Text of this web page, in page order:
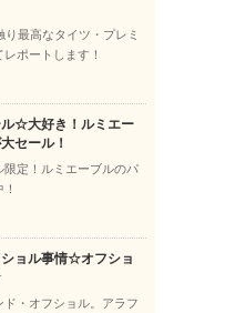
最高なタイツ・プレミ
ポートします！
☆大好き！ルミエー
セール！
定！ルミエーブルのパ
ョル事情☆オフショ
・オフショル。アラフ